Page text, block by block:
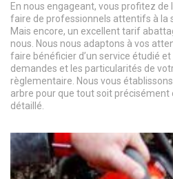
En nous engageant, vous profitez
faire de professionnels attentifs à la
Mais encore, un excellent tarif
nous. Nous nous adaptons à vos
faire bénéficier d’un service étudié
demandes et les particularités de
règlementaire. Nous vous
arbre pour que tout soit
détaillé.